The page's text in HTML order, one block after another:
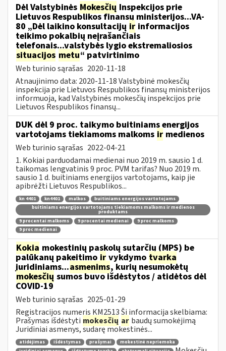
Dėl Valstybinės Mokesčių Inspekcijos prie
Lietuvos Respublikos finansų ministerijos...VA-
80 „Dėl laikino konsultacijų ir informacijos
teikimo pokalbių neįrašančiais
telefonais...valstybės lygio ekstremaliosios
situacijos metu“ patvirtinimo
Web turinio sąrašas 2020-11-18
Atnaujinimo data: 2020-11-18 Valstybinė mokesčių
inspekcija prie Lietuvos Respublikos finansų ministerijos
informuoja, kad Valstybinės mokesčių inspekcijos prie
Lietuvos Respublikos finansų...
DUK dėl 9 proc. taikymo buitiniams energijos
vartotojams tiekiamoms malkoms ir medienos
Web turinio sąrašas 2022-04-21
1. Kokiai parduodamai medienai nuo 2019 m. sausio 1 d.
taikomas lengvatinis 9 proc. PVM tarifas? Nuo 2019 m.
sausio 1 d. buitiniams energijos vartotojams, kaip jie
apibrėžti Lietuvos Respublikos...
kn 4401 kn4401 malkos
buitiniams energijos vartotojams
buitiniams energijos vartotojams tiekiamoms malkoms ir medienos
produktams
9 procentai malkoms
9 procentai medienai
9 proc malkoms
9 proc medienai
Kokia mokestinių paskolų sutarčių (MPS) be
palūkanų pakeitimo ir vykdymo tvarka
juridiniams...asmenims, kurių nesumokėtų
mokesčių sumos buvo išdėstytos / atidėtos dėl
COVID-19
Web turinio sąrašas 2025-01-29
Registracijos numeris KM2513 Ši informacija skelbiama:
Prašymas išdėstyti mokesčių ar baudų sumokėjimą
Juridiniai asmenys, sudarę mokestinės...
atidėjimas išdėstymas prašymai
mokestinė nepriemoka